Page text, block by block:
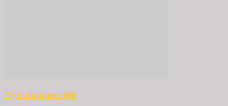
Nytt nummer ute